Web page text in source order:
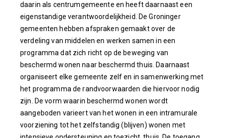
daarin als centrumgemeente en heeft daarnaast een
eigenstandige verantwoordelijkheid. De Groninger
gemeenten hebben afspraken gemaakt over de
verdeling van middelen en werken samen in een
programma dat zich richt op de beweging van
beschermd wonen naar beschermd thuis. Daarnaast
organiseert elke gemeente zelf en in samenwerking met
het programma de randvoorwaarden die hiervoor nodig
zijn. De vorm waarin beschermd wonen wordt
aangeboden varieert van het wonen in een intramurale
voorziening tot het zelfstandig (blijven) wonen met